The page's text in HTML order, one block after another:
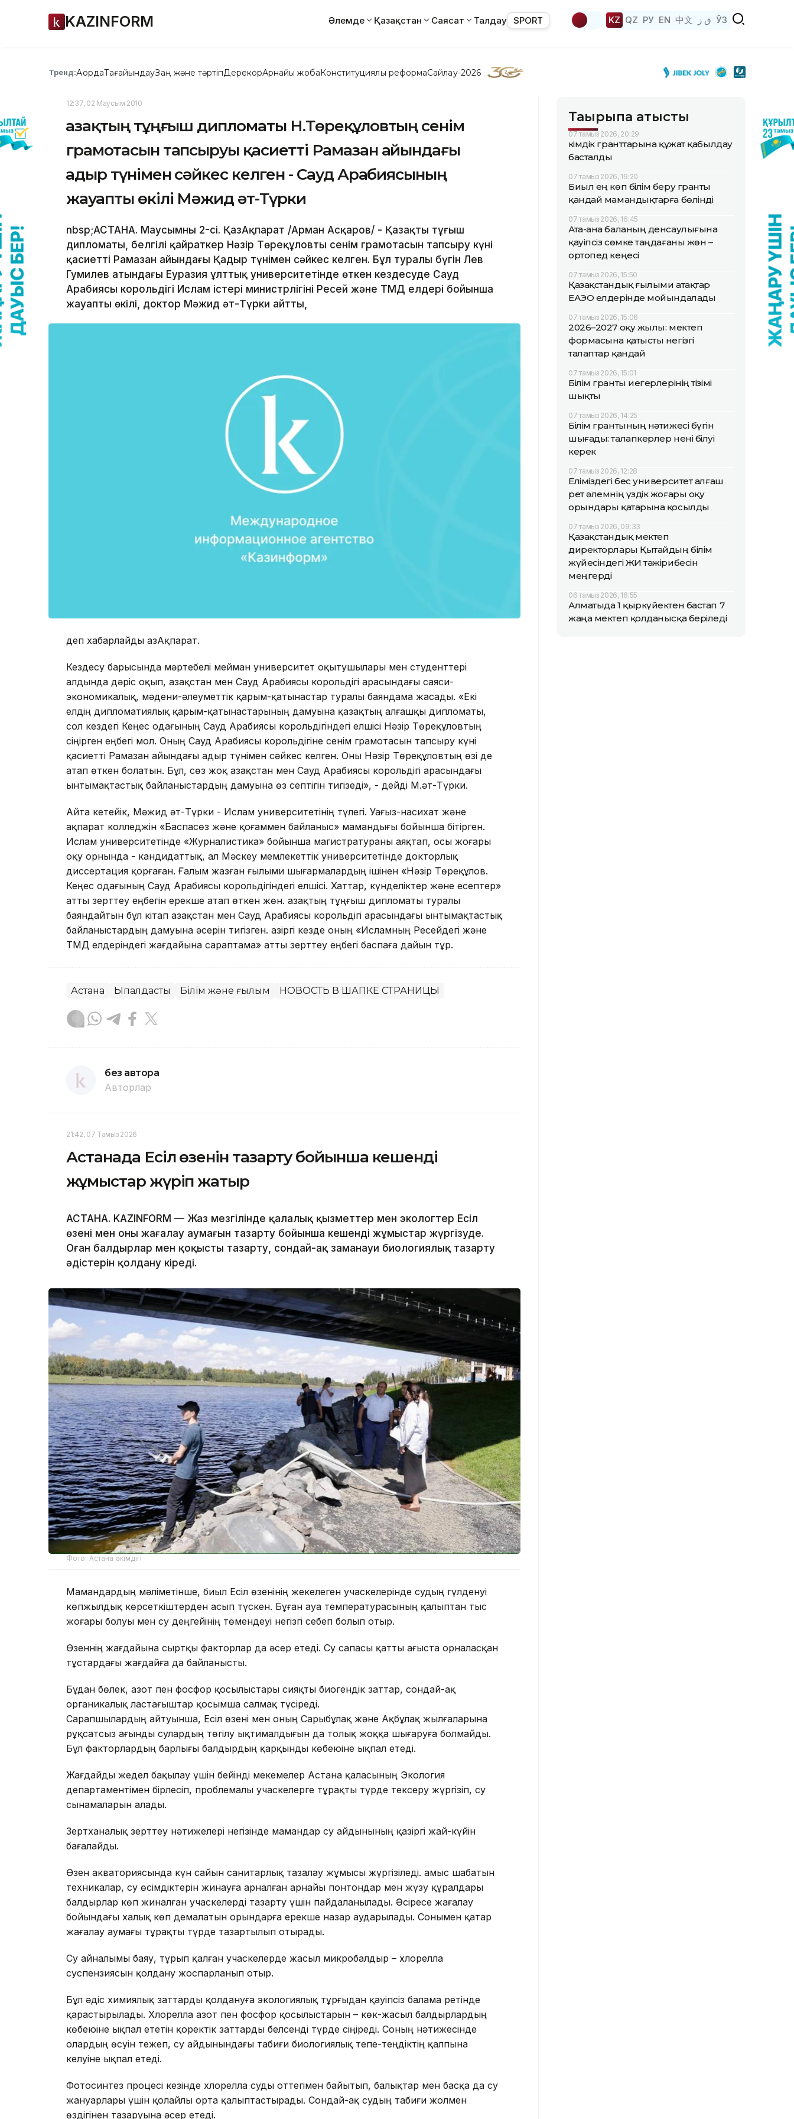
KAZINFORM Әлемде Қазақстан Саясат Талдау SPORT KZ QZ РУ EN 中文 ق ز ЎЗ
Тренд:АқордаТағайындауЗаң және тәртіпДерекқорАрнайы жобаКонституциялық реформаСайлау-2026
12:37, 02 Маусым 2010
Қазақтың тұңғыш дипломаты Н.Төреқұловтың сенім
грамотасын тапсыруы қасиетті Рамазан айындағы
Қадыр түнімен сәйкес келген - Сауд Арабиясының
жауапты өкілі Мәжид әт-Түрки
nbsp;АСТАНА. Маусымның 2-сі. ҚазАқпарат /Арман Асқаров/ - Қазақтың тұңғыш
дипломаты, белгілі қайраткер Нәзір Төреқұловтың сенім грамотасын тапсыру күні
қасиетті Рамазан айындағы Қадыр түнімен сәйкес келген. Бұл туралы бүгін Лев
Гумилев атындағы Еуразия ұлттық университетінде өткен кездесуде Сауд
Арабиясы корольдігі Ислам істері министрлігінің Ресей және ТМД елдері бойынша
жауапты өкілі, доктор Мәжид әт-Түрки айтты,
деп хабарлайды ҚазАқпарат.
Кездесу барысында мәртебелі мейман университет оқытушылары мен студенттері
алдында дәріс оқып, Қазақстан мен Сауд Арабиясы корольдігі арасындағы саяси-
экономикалық, мәдени-әлеуметтік қарым-қатынастар туралы баяндама жасады. «Екі
елдің дипломатиялық қарым-қатынастарының дамуына қазақтың алғашқы дипломаты,
сол кездегі Кеңес одағының Сауд Арабиясы корольдігіндегі елшісі Нәзір Төреқұловтың
сіңірген еңбегі мол. Оның Сауд Арабиясы корольдігіне сенім грамотасын тапсыру күні
қасиетті Рамазан айындағы Қадыр түнімен сәйкес келген. Оны Нәзір Төреқұловтың өзі де
атап өткен болатын. Бұл, сөз жоқ Қазақстан мен Сауд Арабиясы корольдігі арасындағы
ынтымақтастық байланыстардың дамуына өз септігін тигізеді», - дейді М.әт-Түрки.
Айта кетейік, Мәжид әт-Түрки - Ислам университетінің түлегі. Уағыз-насихат және
ақпарат колледжін «Баспасөз және қоғаммен байланыс» мамандығы бойынша бітірген.
Ислам университетінде «Журналистика» бойынша магистратураны аяқтап, осы жоғары
оқу орнында - кандидаттық, ал Мәскеу мемлекеттік университетінде докторлық
диссертация қорғаған. Ғалым жазған ғылыми шығармалардың ішінен «Нәзір Төреқұлов.
Кеңес одағының Сауд Арабиясы корольдігіндегі елшісі. Хаттар, күнделіктер және есептер»
атты зерттеу еңбегін ерекше атап өткен жөн. Қазақтың тұңғыш дипломаты туралы
баяндайтын бұл кітап Қазақстан мен Сауд Арабиясы корольдігі арасындағы ынтымақтастық
байланыстардың дамуына әсерін тигізген. Қазіргі кезде оның «Исламның Ресейдегі және
ТМД елдеріндегі жағдайына сараптама» атты зерттеу еңбегі баспаға дайын тұр.
Астана Ықпалдастық Білім және ғылым НОВОСТЬ В ШАПКЕ СТРАНИЦЫ
без автора
Авторлар
21:42, 07 Тамыз 2026
Астанада Есіл өзенін тазарту бойынша кешенді
жұмыстар жүріп жатыр
АСТАНА. KAZINFORM — Жаз мезгілінде қалалық қызметтер мен экологтер Есіл
өзені мен оның жағалау аумағын тазарту бойынша кешенді жұмыстар жүргізуде.
Оған балдырлар мен қоқысты тазарту, сондай-ақ заманауи биологиялық тазарту
әдістерін қолдану кіреді.
Фото: Астана әкімдігі
Мамандардың мәліметінше, биыл Есіл өзенінің жекелеген учаскелерінде судың гүлденуі
көпжылдық көрсеткіштерден асып түскен. Бұған ауа температурасының қалыптан тыс
жоғары болуы мен су деңгейінің төмендеуі негізгі себеп болып отыр.
Өзеннің жағдайына сыртқы факторлар да әсер етеді. Су сапасы қатты ағыста орналасқан
тұстардағы жағдайға да байланысты.
Бұдан бөлек, азот пен фосфор қосылыстары сияқты биогендік заттар, сондай-ақ
органикалық ластағыштар қосымша салмақ түсіреді.
Сарапшылардың айтуынша, Есіл өзені мен оның Сарыбұлақ және Ақбұлақ жылғаларына
рұқсатсыз ағынды сулардың төгілу ықтималдығын да толық жоққа шығаруға болмайды.
Бұл факторлардың барлығы балдырдың қарқынды көбеюіне ықпал етеді.
Жағдайды жедел бақылау үшін бейінді мекемелер Астана қаласының Экология
департаментімен бірлесіп, проблемалы учаскелерге тұрақты түрде тексеру жүргізіп, су
сынамаларын алады.
Зертханалық зерттеу нәтижелері негізінде мамандар су айдынының қазіргі жай-күйін
бағалайды.
Өзен акваториясында күн сайын санитарлық тазалау жұмысы жүргізіледі. Қамыс шабатын
техникалар, су өсімдіктерін жинауға арналған арнайы понтондар мен жүзу құралдары
балдырлар көп жиналған учаскелерді тазарту үшін пайдаланылады. Әсіресе жағалау
бойындағы халық көп демалатын орындарға ерекше назар аударылады. Сонымен қатар
жағалау аумағы тұрақты түрде тазартылып отырады.
Су айналымы баяу, тұрып қалған учаскелерде жасыл микробалдыр – хлорелла
суспензиясын қолдану жоспарланып отыр.
Бұл әдіс химиялық заттарды қолдануға экологиялық тұрғыдан қауіпсіз балама ретінде
қарастырылады. Хлорелла азот пен фосфор қосылыстарын – көк-жасыл балдырлардың
көбеюіне ықпал ететін қоректік заттарды белсенді түрде сіңіреді. Соның нәтижесінде
олардың өсуін тежеп, су айдынындағы табиғи биологиялық тепе-теңдіктің қалпына
келуіне ықпал етеді.
Фотосинтез процесі кезінде хлорелла суды оттегімен байытып, балықтар мен басқа да су
жануарлары үшін қолайлы орта қалыптастырады. Сондай-ақ судың табиғи жолмен
өздігінен тазаруына әсер етеді.
Тақырыпқа қатысты
07 тамыз 2026, 20:29
Әкімдік гранттарына құжат қабылдау
басталды
07 тамыз 2026, 19:20
Биыл ең көп білім беру гранты
қандай мамандықтарға бөлінді
07 тамыз 2026, 16:45
Ата-ана баланың денсаулығына
қауіпсіз сөмке таңдағаны жөн –
ортопед кеңесі
07 тамыз 2026, 15:50
Қазақстандық ғылыми атақтар
ЕАЭО елдерінде мойындалады
07 тамыз 2026, 15:06
2026–2027 оқу жылы: мектеп
формасына қатысты негізгі
талаптар қандай
07 тамыз 2026, 15:01
Білім гранты иегерлерінің тізімі
шықты
07 тамыз 2026, 14:25
Білім грантының нәтижесі бүгін
шығады: талапкерлер нені білуі
керек
07 тамыз 2026, 12:28
Еліміздегі бес университет алғаш
рет әлемнің үздік жоғары оқу
орындары қатарына қосылды
07 тамыз 2026, 09:33
Қазақстандық мектеп
директорлары Қытайдың білім
жүйесіндегі ЖИ тәжірибесін
меңгерді
06 тамыз 2026, 16:55
Алматыда 1 қыркүйектен бастап 7
жаңа мектеп қолданысқа беріледі